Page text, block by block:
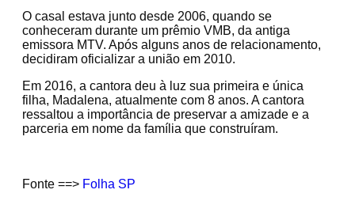
O casal estava junto desde 2006, quando se
conheceram durante um prêmio VMB, da antiga
emissora MTV. Após alguns anos de relacionamento,
decidiram oficializar a união em 2010.
Em 2016, a cantora deu à luz sua primeira e única
filha, Madalena, atualmente com 8 anos. A cantora
ressaltou a importância de preservar a amizade e a
parceria em nome da família que construíram.
Fonte ==> Folha SP